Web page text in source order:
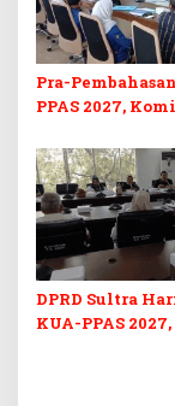
Pra-
PPAS 2027,
Berkelanjutan
DPRD Sultra
KUA-PPAS